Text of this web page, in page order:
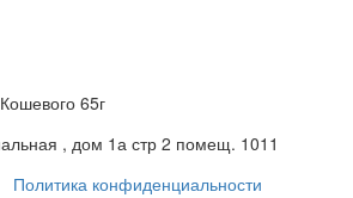
65г
, дом 1а стр 2 помещ. 1011
Политика конфиденциальности